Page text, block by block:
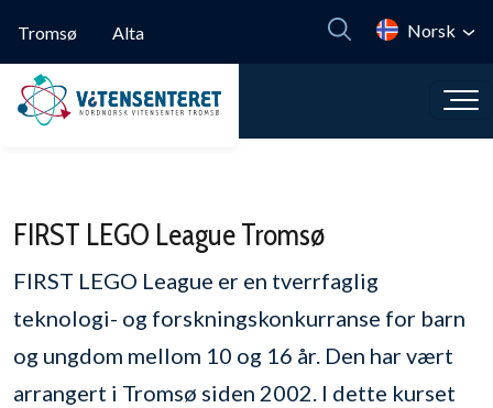
Tromsø
Alta Norsk
FIRST LEGO League Tromsø
FIRST LEGO League er en tverrfaglig
teknologi- og forskningskonkurranse for barn
og ungdom mellom 10 og 16 år. Den har vært
arrangert i Tromsø siden 2002. I dette kurset